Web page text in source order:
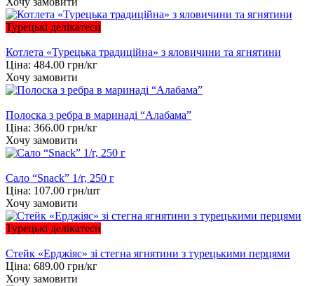
Турецькі делікатеси
Котлета «Турецька традиційна» з яловичини та ягнятини
Ціна: 484.00 грн/кг
Хочу замовити
Полоска з ребра в маринаді “Алабама”
Ціна: 366.00 грн/кг
Хочу замовити
Сало “Snack” 1/г, 250 г
Ціна: 107.00 грн/шт
Хочу замовити
Турецькі делікатеси
Стейк «Ерджіяс» зі стегна ягнятини з турецькими перцями
Ціна: 689.00 грн/кг
Хочу замовити